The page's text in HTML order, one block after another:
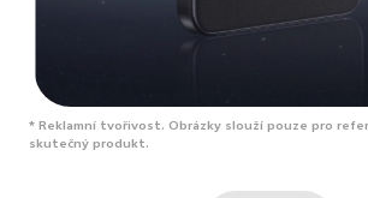
* Reklamní tvořivost. Obrázky slouží pouze pro
skutečný produkt.